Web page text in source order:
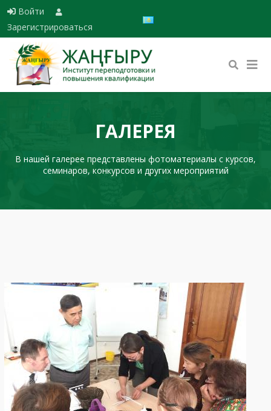
Войти
Зарегистрироваться
ГАЛЕРЕЯ
В нашей галерее представлены фотоматериалы с курсов,
семинаров, конкурсов и других мероприятий